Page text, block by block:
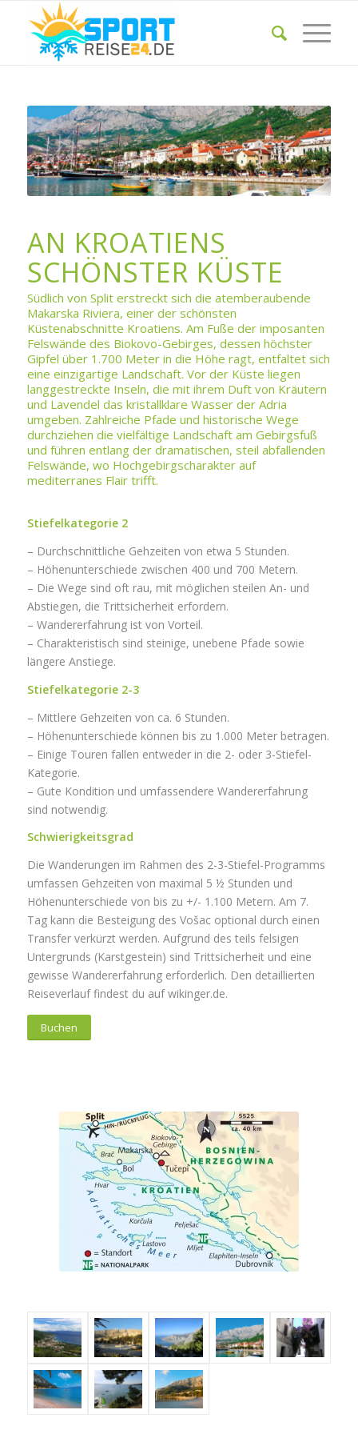
AN KROATIENS
SCHÖNSTER KÜSTE
Südlich von Split erstreckt sich die atemberaubende
Makarska Riviera, einer der schönsten
Küstenabschnitte Kroatiens. Am Fuße der imposanten
Felswände des Biokovo-Gebirges, dessen höchster
Gipfel über 1.700 Meter in die Höhe ragt, entfaltet sich
eine einzigartige Landschaft. Vor der Küste liegen
langgestreckte Inseln, die mit ihrem Duft von Kräutern
und Lavendel das kristallklare Wasser der Adria
umgeben. Zahlreiche Pfade und historische Wege
durchziehen die vielfältige Landschaft am Gebirgsfuß
und führen entlang der dramatischen, steil abfallenden
Felswände, wo Hochgebirgscharakter auf
mediterranes Flair trifft.
Stiefelkategorie 2
– Durchschnittliche Gehzeiten von etwa 5 Stunden.
– Höhenunterschiede zwischen 400 und 700 Metern.
– Die Wege sind oft rau, mit möglichen steilen An- und
Abstiegen, die Trittsicherheit erfordern.
– Wandererfahrung ist von Vorteil.
– Charakteristisch sind steinige, unebene Pfade sowie
längere Anstiege.
Stiefelkategorie 2-3
– Mittlere Gehzeiten von ca. 6 Stunden.
– Höhenunterschiede können bis zu 1.000 Meter betragen.
– Einige Touren fallen entweder in die 2- oder 3-Stiefel-
Kategorie.
– Gute Kondition und umfassendere Wandererfahrung
sind notwendig.
Schwierigkeitsgrad
Die Wanderungen im Rahmen des 2-3-Stiefel-Programms
umfassen Gehzeiten von maximal 5 ½ Stunden und
Höhenunterschiede von bis zu +/- 1.100 Metern. Am 7.
Tag kann die Besteigung des Vošac optional durch einen
Transfer verkürzt werden. Aufgrund des teils felsigen
Untergrunds (Karstgestein) sind Trittsicherheit und eine
gewisse Wandererfahrung erforderlich. Den detaillierten
Reiseverlauf findest du auf wikinger.de.
Buchen